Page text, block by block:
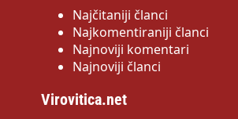
Najčitaniji članci
Najkomentiraniji članci
Najnoviji komentari
Najnoviji članci
Virovitica.net